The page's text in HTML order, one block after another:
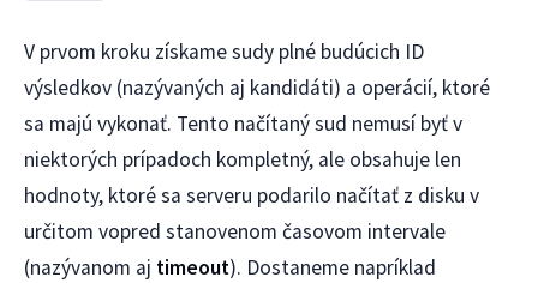
V prvom kroku získame sudy plné budúcich ID
výsledkov (nazývaných aj kandidáti) a operácií, ktoré
sa majú vykonať. Tento načítaný sud nemusí byť v
niektorých prípadoch kompletný, ale obsahuje len
hodnoty, ktoré sa serveru podarilo načítať z disku v
určitom vopred stanovenom časovom intervale
(nazývanom aj timeout). Dostaneme napríklad